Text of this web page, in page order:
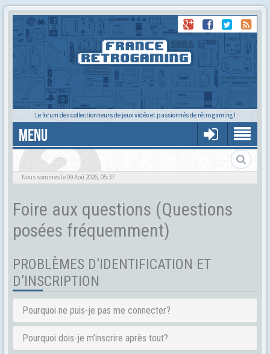
Le forum des collectionneurs de jeux vidéo et passionnés de rétro gaming !
MENU
Foire aux questions
Nous sommes le 09 Aoû 2026, 05:37
Foire aux questions (Questions
posées fréquemment)
PROBLÈMES D’IDENTIFICATION ET
D’INSCRIPTION
Pourquoi ne puis-je pas me connecter?
Pourquoi dois-je m’inscrire après tout?